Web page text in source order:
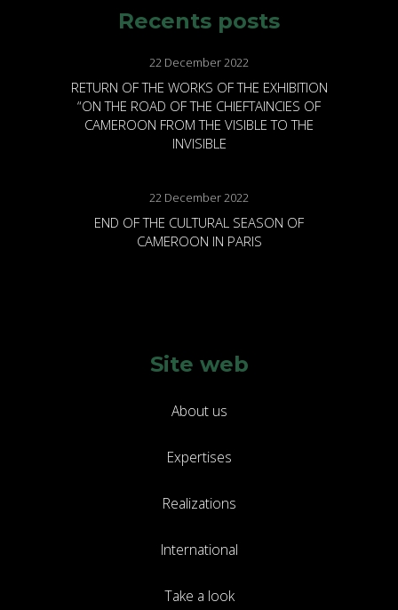
Recents posts
22 December 2022
RETURN OF THE WORKS OF THE EXHIBITION
“ON THE ROAD OF THE CHIEFTAINCIES OF
CAMEROON FROM THE VISIBLE TO THE
INVISIBLE
22 December 2022
END OF THE CULTURAL SEASON OF
CAMEROON IN PARIS
Site web
About us
Expertises
Realizations
International
Take a look